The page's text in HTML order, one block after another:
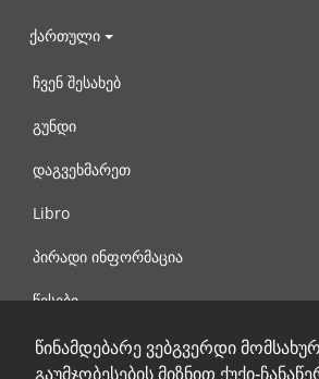
წინამდებარე ვებგვერდი
გაუმჯობესების მიზნით ქუქი-
ქართული
ჩვენ შესახებ
გუნდი
დაგვეხმარეთ
Libro
პირადი ინფორმაცია
წესები
დაგვიკავშირდით